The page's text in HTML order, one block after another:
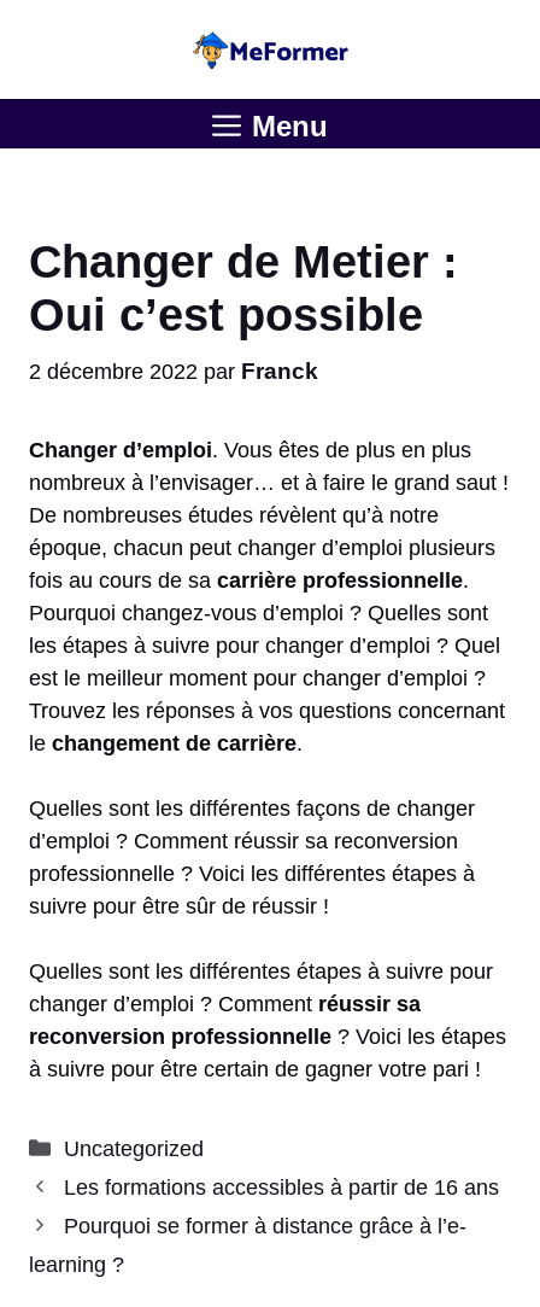
Menu
Changer de Metier :
Oui c’est possible
2 décembre 2022 par Franck
Changer d’emploi. Vous êtes de plus en plus
nombreux à l’envisager… et à faire le grand saut !
De nombreuses études révèlent qu’à notre
époque, chacun peut changer d’emploi plusieurs
fois au cours de sa carrière professionnelle.
Pourquoi changez-vous d’emploi ? Quelles sont
les étapes à suivre pour changer d’emploi ? Quel
est le meilleur moment pour changer d’emploi ?
Trouvez les réponses à vos questions concernant
le changement de carrière.
Quelles sont les différentes façons de changer
d’emploi ? Comment réussir sa reconversion
professionnelle ? Voici les différentes étapes à
suivre pour être sûr de réussir !
Quelles sont les différentes étapes à suivre pour
changer d’emploi ? Comment réussir sa
reconversion professionnelle ? Voici les étapes
à suivre pour être certain de gagner votre pari !
Catégories
Uncategorized
Les formations accessibles à partir de 16 ans
Pourquoi se former à distance grâce à l’e-
learning ?